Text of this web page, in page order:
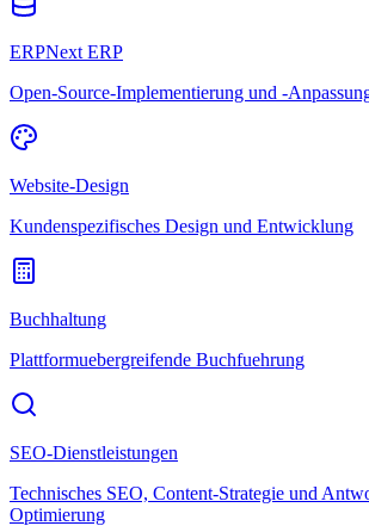
ERPNext ERP
Open-Source-Implementierung und -
Website-Design
Kundenspezifisches Design und Entwicklung
Buchhaltung
Plattformuebergreifende Buchfuehrung
SEO-Dienstleistungen
Technisches SEO, Content-Strategie und
Optimierung